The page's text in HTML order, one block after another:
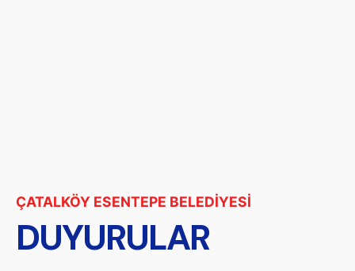
ÇATALKÖY ESENTEPE BELEDİYESİ
DUYURULAR